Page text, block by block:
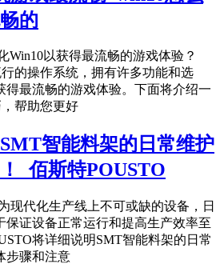
的
Win10以获得最流畅的游戏体验？
的操作系统，拥有许多功能和选
得最流畅的游戏体验。下面将介绍一
帮助您更好
智能料架的日常维护
_佰斯特POUSTO
现代化生产线上不可或缺的设备，日
保证设备正常运行和提高生产效率至
将详细说明SMT智能料架的日常
步骤和注意